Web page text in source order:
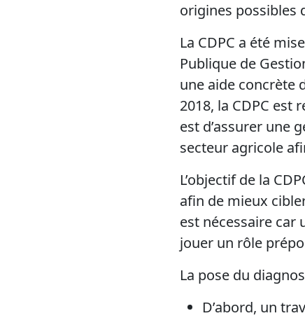
origines possibles
La CDPC a été
Publique de
une aide concrète
2018, la CDPC est
est d’assurer une
secteur agricole
L’objectif de la
afin de mieux
est nécessaire car
jouer un rôle
La pose du
D’abord, un